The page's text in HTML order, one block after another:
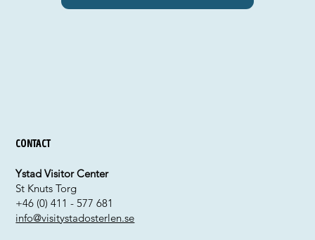
Contact
Ystad Visitor Center
St Knuts Torg
+46 (0) 411 - 577 681
info@visitystadosterlen.se